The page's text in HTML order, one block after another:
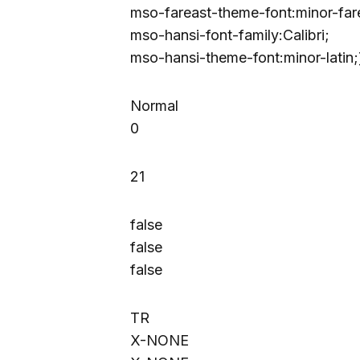
mso-fareast-theme-font:minor-
mso-hansi-font-family:Calibri;
mso-hansi-theme-font:minor-
Normal
0
21
false
false
false
TR
X-NONE